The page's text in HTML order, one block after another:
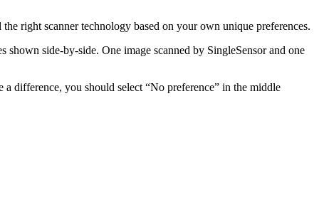
right scanner technology based on your own unique preferences.
side-by-side. One image scanned by SingleSensor and one
difference, you should select “No preference” in the middle